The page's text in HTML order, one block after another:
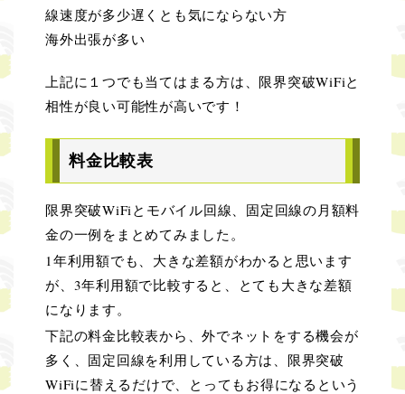
線速度が多少遅くとも気にならない方
海外出張が多い
上記に１つでも当てはまる方は、限界突破WiFiと
相性が良い可能性が高いです！
料金比較表
限界突破WiFiとモバイル回線、固定回線の月額料
金の一例をまとめてみました。
1年利用額でも、大きな差額がわかると思います
が、3年利用額で比較すると、とても大きな差額
になります。
下記の料金比較表から、外でネットをする機会が
多く、固定回線を利用している方は、限界突破
WiFiに替えるだけで、とってもお得になるという